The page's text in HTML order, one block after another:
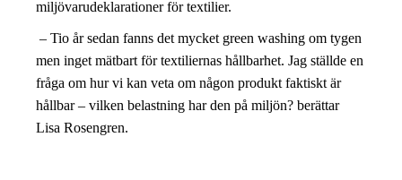
miljövarudeklarationer för textilier.
– Tio år sedan fanns det mycket green washing om tygen
men inget mätbart för textiliernas hållbarhet. Jag ställde en
fråga om hur vi kan veta om någon produkt faktiskt är
hållbar – vilken belastning har den på miljön? berättar
Lisa Rosengren.